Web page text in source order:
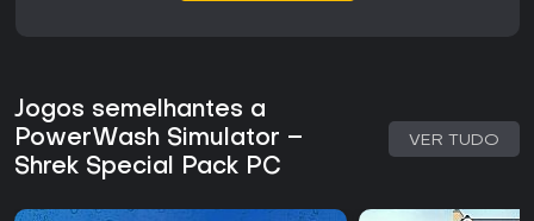
Jogos semelhantes a
PowerWash Simulator –
Shrek Special Pack PC
VER TUDO